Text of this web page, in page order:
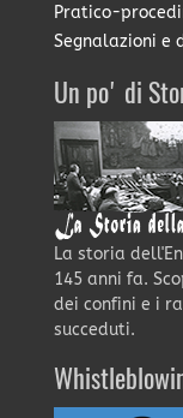
Pratico-
Segnalazioni e
Un po' di
La storia
145 anni fa.
dei confini e i
succeduti.